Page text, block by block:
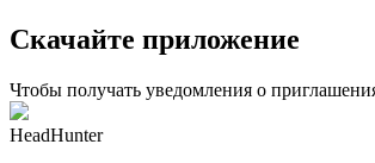
Скачайте приложение
Чтобы получать уведомления о
HeadHunter